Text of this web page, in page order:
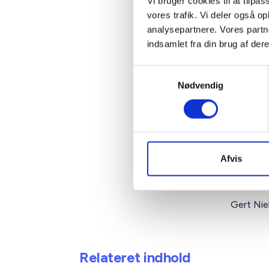
vores trafik. Vi deler også
analysepartnere. Vores
indsamlet fra din brug af
Nødvendig
Afvis
et
Jensen
Til
2006
udgivet
Gert
Relateret indhold